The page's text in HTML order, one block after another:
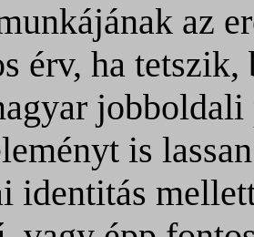
az
érv, ha
is
identitás